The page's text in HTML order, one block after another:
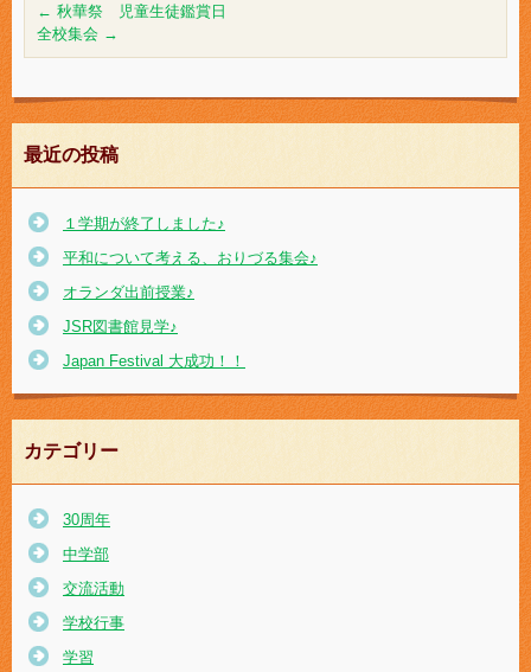
← 秋華祭 児童生徒鑑賞日
全校集会 →
最近の投稿
１学期が終了しました♪
平和について考える、おりづる集会♪
オランダ出前授業♪
JSR図書館見学♪
Japan Festival 大成功！！
カテゴリー
30周年
中学部
交流活動
学校行事
学習